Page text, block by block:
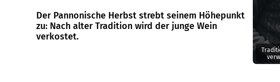
Der Pannonische Herbst strebt seinem Höhepunkt
zu: Nach alter Tradition wird der junge Wein
verkostet.